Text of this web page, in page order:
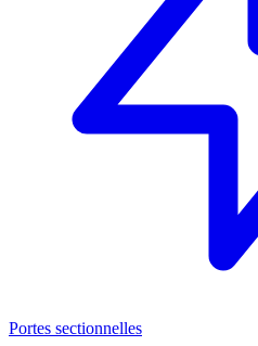
Portes sectionnelles